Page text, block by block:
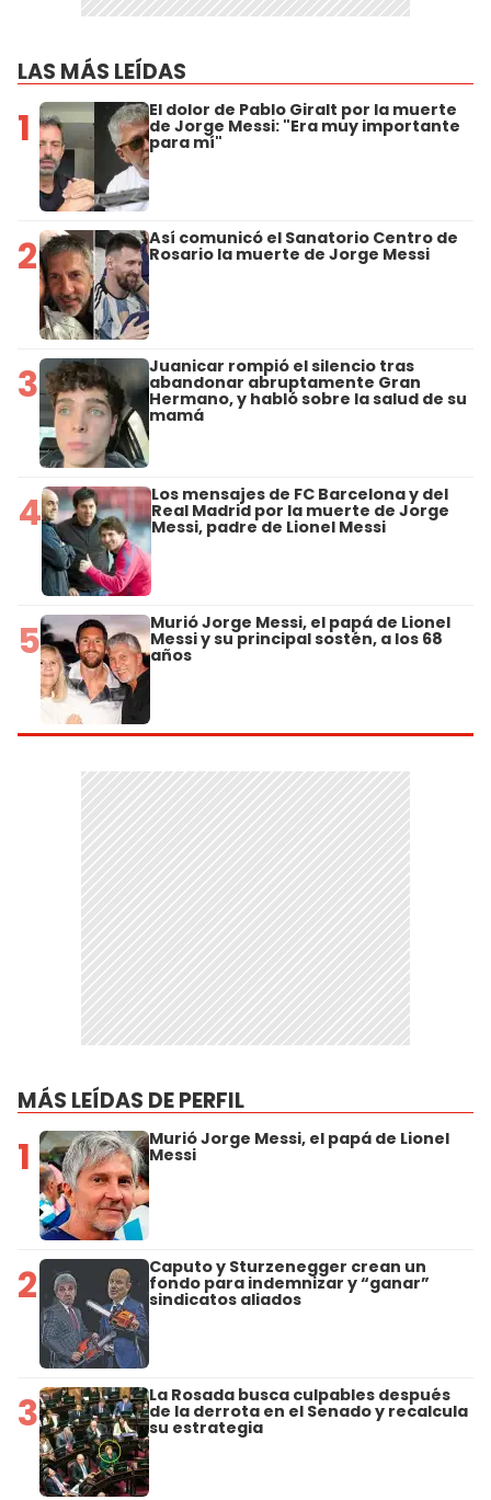
LAS MÁS LEÍDAS
1 El dolor de Pablo Giralt por la muerte
de Jorge Messi: "Era muy importante
para mí"
2 Así comunicó el Sanatorio Centro de
Rosario la muerte de Jorge Messi
3 Juanicar rompió el silencio tras
abandonar abruptamente Gran
Hermano, y habló sobre la salud de su
mamá
4 Los mensajes de FC Barcelona y del
Real Madrid por la muerte de Jorge
Messi, padre de Lionel Messi
5 Murió Jorge Messi, el papá de Lionel
Messi y su principal sostén, a los 68
años
MÁS LEÍDAS DE PERFIL
1 Murió Jorge Messi, el papá de Lionel
Messi
2 Caputo y Sturzenegger crean un
fondo para indemnizar y “ganar”
sindicatos aliados
3 La Rosada busca culpables después
de la derrota en el Senado y recalcula
su estrategia